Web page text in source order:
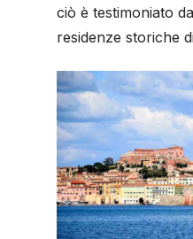
ciò è testimoniato
residenze storiche